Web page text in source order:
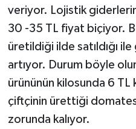
veriyor. Lojistik
30 -35 TL fiyat biçiyor.
üretildiği ilde satıldığı
artıyor. Durum böyle
ürününün kilosunda 6 TL
çiftçinin ürettiği
zorunda kalıyor.